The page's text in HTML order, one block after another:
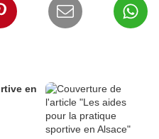
en